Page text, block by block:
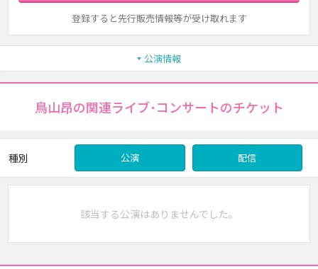
登録すると先行販売情報等が受け取れます
公演情報
鳥山昂の関連ライブ･コンサートのチケット
種別 公演 配信
該当する公演はありませんでした。